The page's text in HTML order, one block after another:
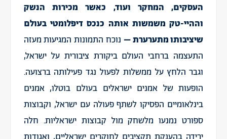
העסקים, המחקר ועוד, כאשר מכירות הנשק
וההיי-טק משמשות אותה כנכס דיפלומטי בעולם
שיציבותו מתערערת – נוכח התמונות המגיעות מעזה
התעצמה ברחבי העולם ביקורת ציבורית על ישראל,
וגבר הלחץ על ממשלות לפעול נגד פעילותה ברצועה.
הופעות של אמנים ישראלים בעולם בוטלו, אמנים
בינלאומיים הפסיקו לשתף פעולה עם ישראל, וקבוצות
ספורט נמנעו מלשחק מול קבוצות ישראליות. חלה